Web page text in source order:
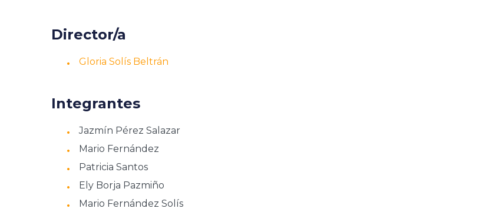
Director/a
Gloria Solís Beltrán
Integrantes
Jazmín Pérez Salazar
Mario Fernández
Patricia Santos
Ely Borja Pazmiño
Mario Fernández Solís